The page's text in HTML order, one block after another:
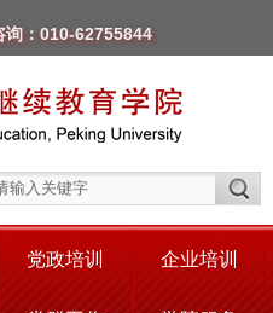
询：010-62755844
党政培训 企业培训